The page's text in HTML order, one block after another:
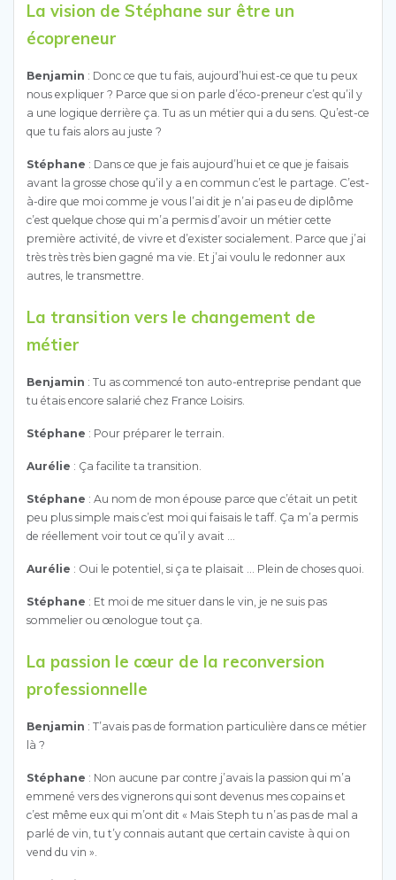
La vision de Stéphane sur être un
écopreneur
Benjamin : Donc ce que tu fais, aujourd’hui est-ce que tu peux
nous expliquer ? Parce que si on parle d’éco-preneur c’est qu’il y
a une logique derrière ça. Tu as un métier qui a du sens. Qu’est-ce
que tu fais alors au juste ?
Stéphane : Dans ce que je fais aujourd’hui et ce que je faisais
avant la grosse chose qu’il y a en commun c’est le partage. C’est-
à-dire que moi comme je vous l’ai dit je n’ai pas eu de diplôme
c’est quelque chose qui m’a permis d’avoir un métier cette
première activité, de vivre et d’exister socialement. Parce que j’ai
très très très bien gagné ma vie. Et j’ai voulu le redonner aux
autres, le transmettre.
La transition vers le changement de
métier
Benjamin : Tu as commencé ton auto-entreprise pendant que
tu étais encore salarié chez France Loisirs.
Stéphane : Pour préparer le terrain.
Aurélie : Ça facilite ta transition.
Stéphane : Au nom de mon épouse parce que c’était un petit
peu plus simple mais c’est moi qui faisais le taff. Ça m’a permis
de réellement voir tout ce qu’il y avait …
Aurélie : Oui le potentiel, si ça te plaisait … Plein de choses quoi.
Stéphane : Et moi de me situer dans le vin, je ne suis pas
sommelier ou œnologue tout ça.
La passion le cœur de la reconversion
professionnelle
Benjamin : T’avais pas de formation particulière dans ce métier
là ?
Stéphane : Non aucune par contre j’avais la passion qui m’a
emmené vers des vignerons qui sont devenus mes copains et
c’est même eux qui m’ont dit « Mais Steph tu n’as pas de mal a
parlé de vin, tu t’y connais autant que certain caviste à qui on
vend du vin ».